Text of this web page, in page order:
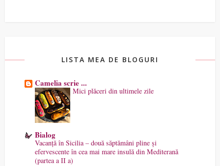
LISTA MEA DE BLOGURI
Camelia scrie ...
Mici plăceri din ultimele zile
Bialog
Vacanță în Sicilia – două săptămâni pline și
efervescente în cea mai mare insulă din Mediterană
(partea a II a)